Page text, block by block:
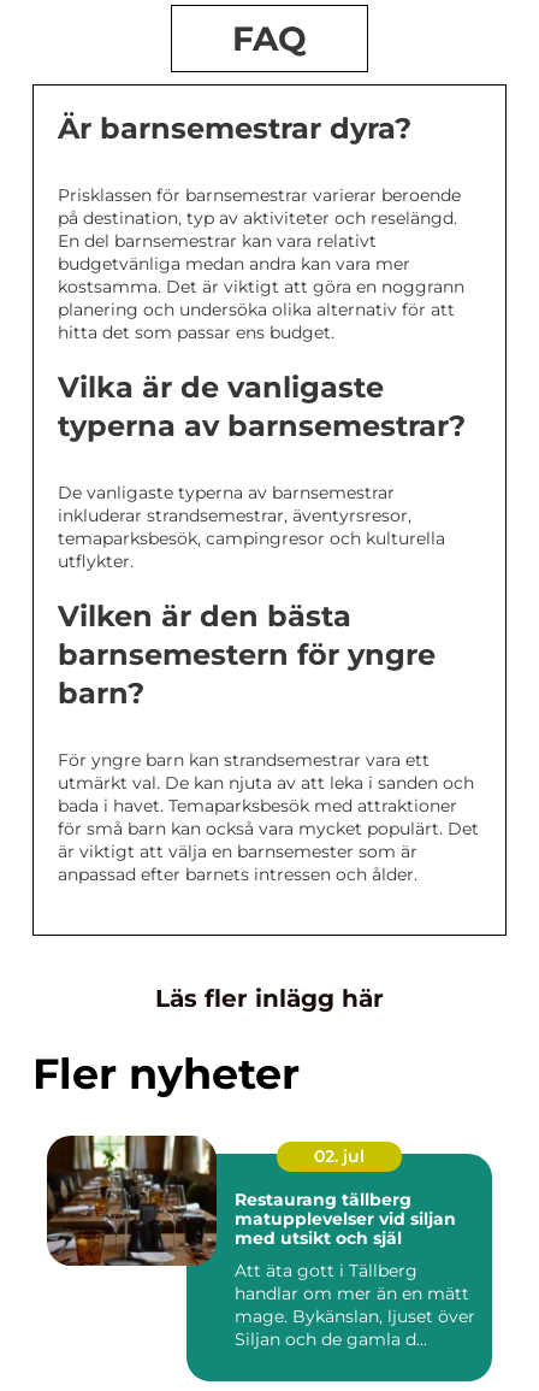
FAQ
Är barnsemestrar dyra?
Prisklassen för barnsemestrar varierar beroende
på destination, typ av aktiviteter och reselängd.
En del barnsemestrar kan vara relativt
budgetvänliga medan andra kan vara mer
kostsamma. Det är viktigt att göra en noggrann
planering och undersöka olika alternativ för att
hitta det som passar ens budget.
Vilka är de vanligaste
typerna av barnsemestrar?
De vanligaste typerna av barnsemestrar
inkluderar strandsemestrar, äventyrsresor,
temaparksbesök, campingresor och kulturella
utflykter.
Vilken är den bästa
barnsemestern för yngre
barn?
För yngre barn kan strandsemestrar vara ett
utmärkt val. De kan njuta av att leka i sanden och
bada i havet. Temaparksbesök med attraktioner
för små barn kan också vara mycket populärt. Det
är viktigt att välja en barnsemester som är
anpassad efter barnets intressen och ålder.
Läs fler inlägg här
Fler nyheter
02. jul
Restaurang tällberg
matupplevelser vid siljan
med utsikt och själ
Att äta gott i Tällberg
handlar om mer än en mätt
mage. Bykänslan, ljuset över
Siljan och de gamla d...